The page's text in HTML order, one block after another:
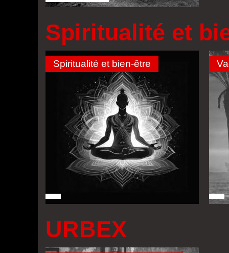
Spiritualité et
Spiritualité et bien-être
URBEX